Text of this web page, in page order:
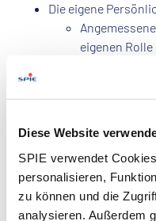
Diese Website
SPIE verwendet
personalisieren,
zu können und die
analysieren. Außerdem
Die eigene
eigenen Rolle
Die
Die eigene
bringen
Wirksam
Tools für
Reflektion
Kompetenzen
Die eigenen